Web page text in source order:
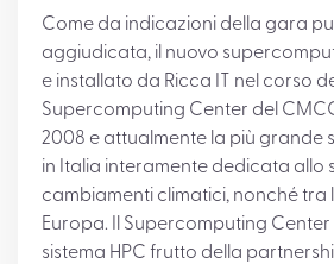
Come da indicazioni della gara
aggiudicata, il nuovo
e installato da Ricca IT nel corso
Supercomputing Center del
2008 e attualmente la più grande
in Italia interamente dedicata allo
cambiamenti climatici, nonché tra
Europa. Il Supercomputing
sistema HPC frutto della